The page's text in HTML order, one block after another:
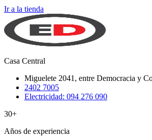
Ir a la tienda
Casa Central
Miguelete 2041, entre Democracia y
2402 7005
Electricidad: 094 276 090
30+
Años de experiencia